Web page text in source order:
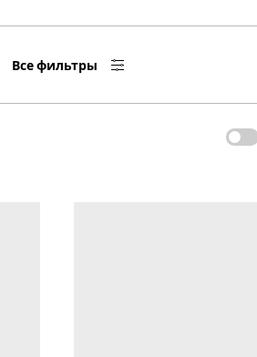
Все фильтры